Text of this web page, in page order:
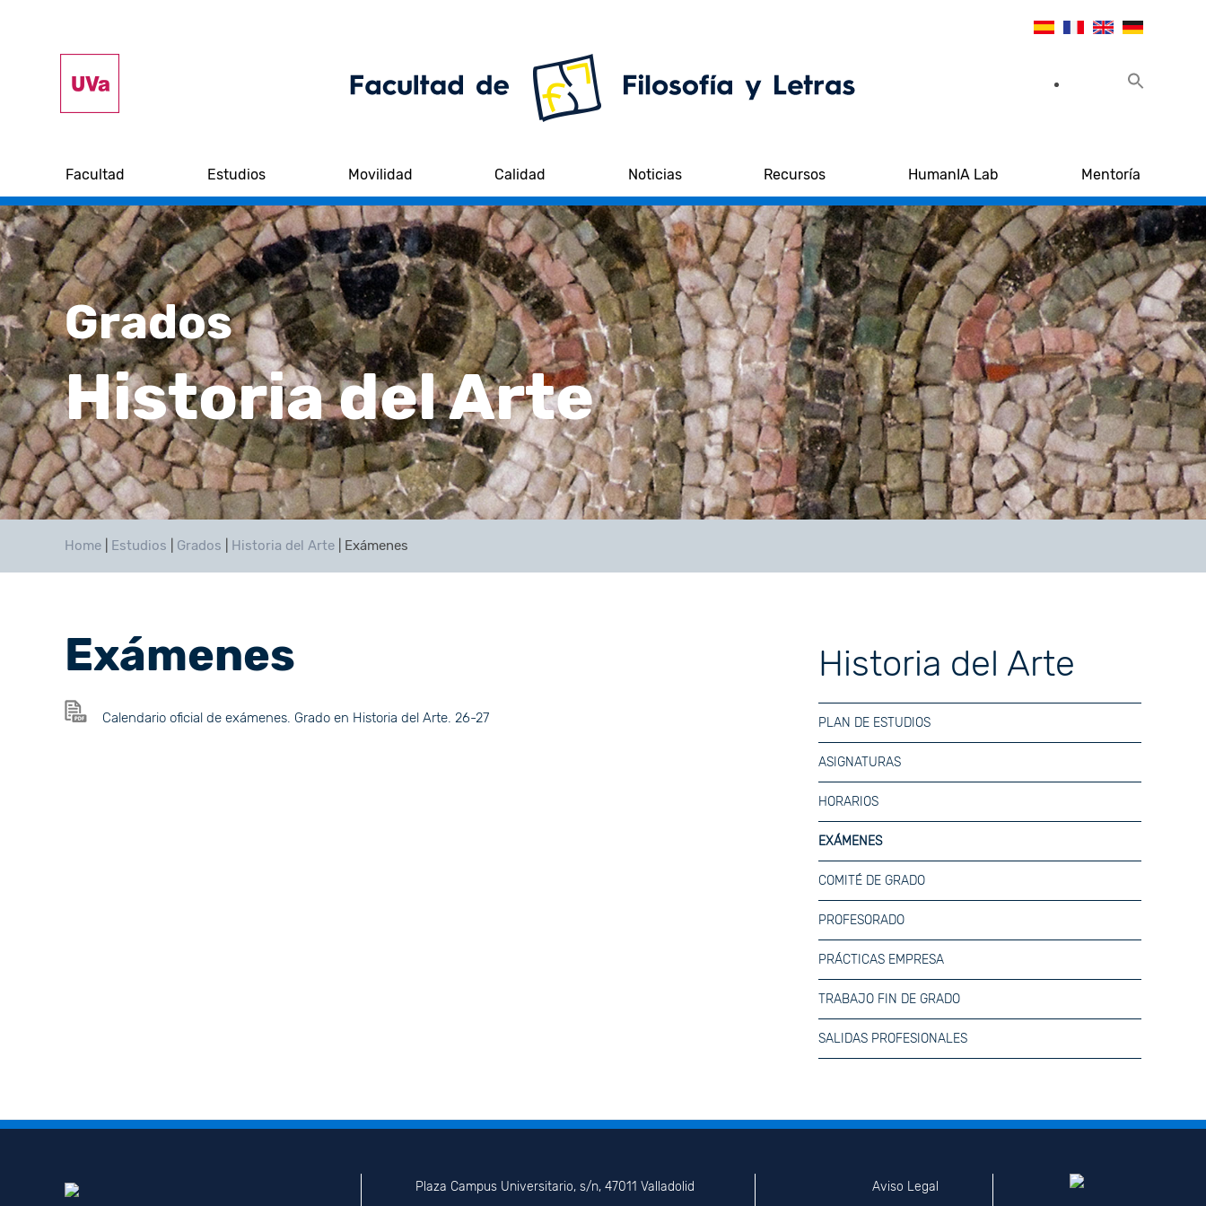
Facultad Estudios Movilidad Calidad Noticias Recursos HumanIA Lab Mentoría
Grados
Historia del Arte
Home Estudios Grados Historia del Arte Exámenes
Exámenes
Calendario oficial de exámenes. Grado en Historia del Arte. 26-27
Historia del Arte
PLAN DE ESTUDIOS
ASIGNATURAS
HORARIOS
EXÁMENES
COMITÉ DE GRADO
PROFESORADO
PRÁCTICAS EMPRESA
TRABAJO FIN DE GRADO
SALIDAS PROFESIONALES
Plaza Campus Universitario, s/n, 47011 Valladolid
Aviso Legal